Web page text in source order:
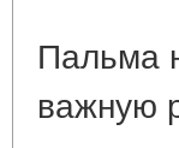
Пальма
важную